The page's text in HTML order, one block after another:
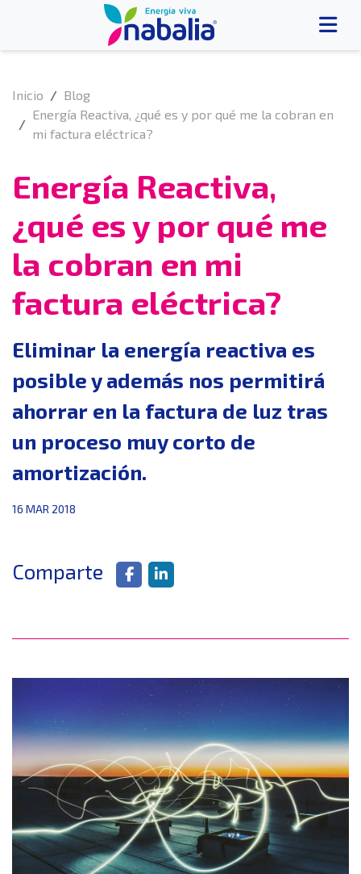
Inicio
Blog
Energía Reactiva, ¿qué es y por qué me la cobran en
mi factura eléctrica?
Energía Reactiva,
¿qué es y por qué me
la cobran en mi
factura eléctrica?
Eliminar la energía reactiva es
posible y además nos permitirá
ahorrar en la factura de luz tras
un proceso muy corto de
amortización.
16 MAR 2018
Comparte